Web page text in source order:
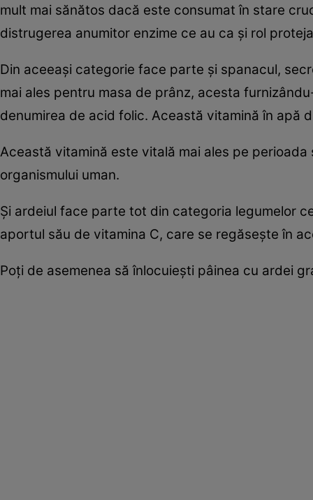
mult mai sănătos dacă este consumat în stare
distrugerea anumitor enzime ce au ca şi rol
Din aceeaşi categorie face parte şi spanacul,
mai ales pentru masa de prânz, acesta
denumirea de acid folic. Această vitamină în apă
Această vitamină este vitală mai ales pe
organismului uman.
Şi ardeiul face parte tot din categoria legumelor
aportul său de vitamina C, care se regăseşte în
Poţi de asemenea să înlocuieşti pâinea cu ardei